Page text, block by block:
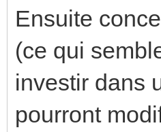
Ensuite
(ce qui
investir dans
pourront